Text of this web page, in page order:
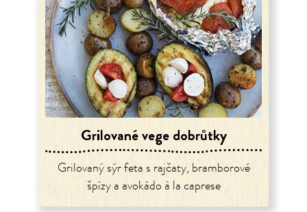
Grilované vege dobrůtky
Grilovaný sýr feta s rajčaty, bramborové
špízy a avokádo à la caprese